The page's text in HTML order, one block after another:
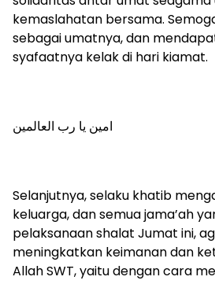
kemaslahatan bersama.
sebagai umatnya, dan
syafaatnya kelak di hari kiamat.
امين يا رب العالمين
Selanjutnya, selaku khatib
keluarga, dan semua jama’ah
pelaksanaan shalat Jumat ini,
meningkatkan keimanan dan
Allah SWT, yaitu dengan cara